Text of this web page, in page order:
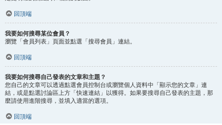
回頂端
我要如何搜尋某位會員？
瀏覽「會員列表」頁面並點選「搜尋會員」連結。
回頂端
我要如何搜尋自己發表的文章和主題？
您自己的文章可以透過點選會員控制台或瀏覽個人資料中「顯示您的文章」連
結，或是點選討論區上方「快速連結」以獲得。如果要搜尋自己發表的主題，那
麼請使用進階搜尋，並填入適當的選項。
回頂端